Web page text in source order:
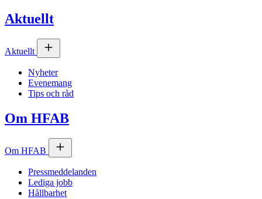
Aktuellt
Aktuellt
Nyheter
Evenemang
Tips och råd
Om HFAB
Om HFAB
Pressmeddelanden
Lediga jobb
Hållbarhet